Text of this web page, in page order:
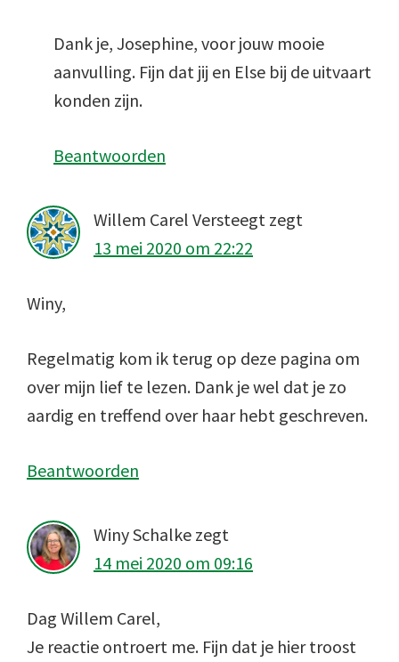
Dank je, Josephine, voor jouw mooie
aanvulling. Fijn dat jij en Else bij de uitvaart
konden zijn.
Beantwoorden
Willem Carel Versteegt zegt
13 mei 2020 om 22:22
Winy,
Regelmatig kom ik terug op deze pagina om
over mijn lief te lezen. Dank je wel dat je zo
aardig en treffend over haar hebt geschreven.
Beantwoorden
Winy Schalke zegt
14 mei 2020 om 09:16
Dag Willem Carel,
Je reactie ontroert me. Fijn dat je hier troost